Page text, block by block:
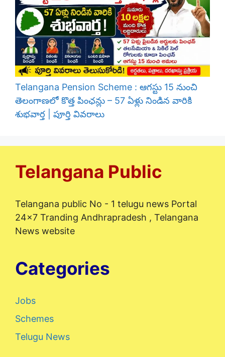
Telangana Pension Scheme : ఆగస్టు 15 నుంచి
తెలంగాణలో కొత్త పింఛన్లు – 57 ఏళ్లు నిండిన వారికి
శుభవార్త | పూర్తి వివరాలు
Telangana Public
Telangana public No - 1 telugu news Portal
24x7 Tranding Andhrapradesh , Telangana
News website
Categories
Jobs
Schemes
Telugu News